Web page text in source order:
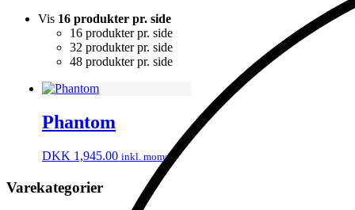
Vis 16 produkter pr. side
16 produkter pr. side
32 produkter pr. side
48 produkter pr. side
Phantom
DKK 1,945.00 inkl. moms
Varekategorier